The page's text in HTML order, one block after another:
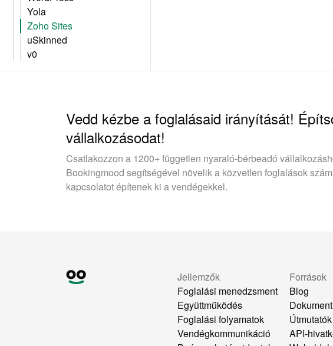
Yola
Zoho Sites
uSkinned
v0
Vedd kézbe a foglalásaid irányítását!
vállalkozásodat!
Csatlakozzon a 1200+ független nyaraló-bérbeadó
Bookingmood segítségével növelik a közvetlen foglalások
kapcsolatot építenek ki a vendégekkel.
Jellemzők
Foglalási menedzsment
Együttműködés
Foglalási folyamatok
Vendégkommunikáció
Források
Blog
Útmutatók
API-